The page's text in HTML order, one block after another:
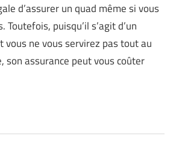
d’assurer un quad même si vous
Toutefois, puisqu’il s’agit d’un
vous ne vous servirez pas tout au
son assurance peut vous coûter